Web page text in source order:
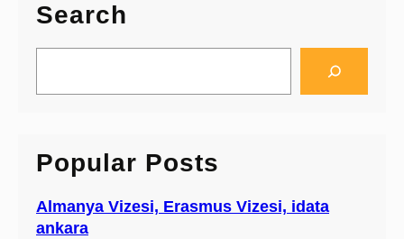
Search
a
h
Popular Posts
Almanya Vizesi, Erasmus Vizesi, idata
ankara